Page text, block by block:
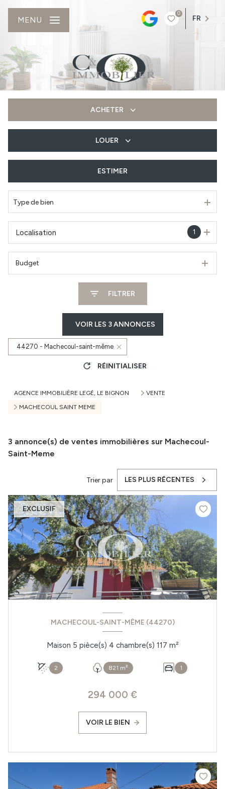
0
FR
MENU
ACHETER
Du neuf
LOUER
ESTIMER
Type de bien
1
Localisation
Budget
FILTRER
VOIR LES 3ANNONCES
44270 - Machecoul-saint-même
RÉINITIALISER
AGENCE IMMOBILIÈRE LEGÉ, LE BIGNON
VENTE
MACHECOUL SAINT MEME
3 annonce(s) de ventes immobilières sur Machecoul-
Saint-Meme
Trier par LES PLUS RÉCENTES
EXCLUSIF
MACHECOUL-SAINT-MÊME (44270)
Maison 5 pièce(s) 4 chambre(s) 117 m²
2 821 m² 1
294 000 €
VOIR LE BIEN